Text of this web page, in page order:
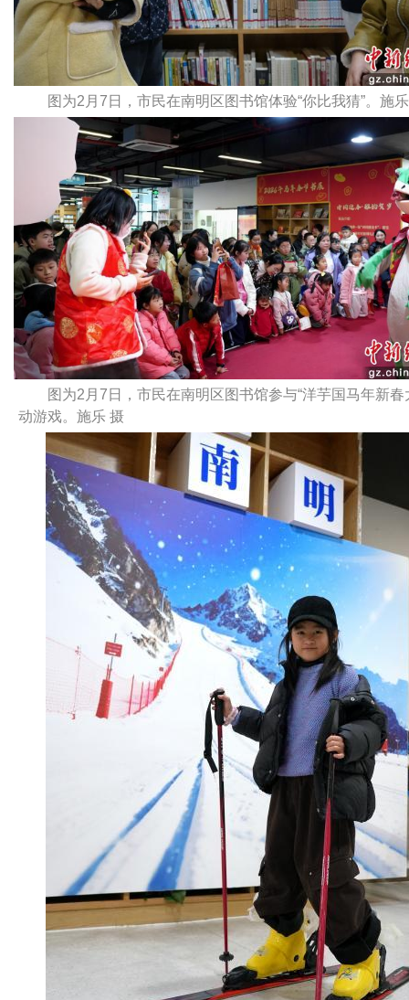
图为2月7日，市民在南明区图书馆体验“你比我猜”。施
图为2月7日，市民在南明区图书馆参与“洋芋国马年新春
动游戏。施乐 摄